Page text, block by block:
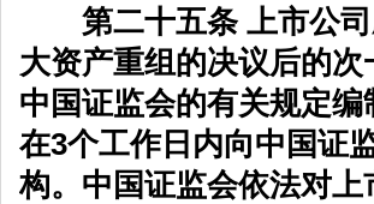
第二十五条 上市公司
大资产重组的决议后的
中国证监会的有关规定
在3个工作日内向中国证
构。中国证监会依法对